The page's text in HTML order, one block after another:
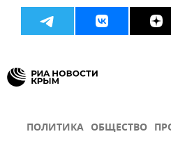
ПОЛИТИКА ОБЩЕСТВО